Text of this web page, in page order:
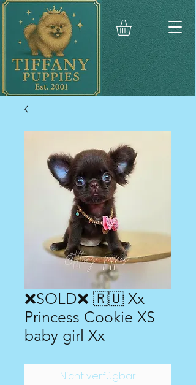
❌SOLD❌ 🇷🇺 Xx
Princess Cookie XS
baby girl Xx
Nicht verfügbar